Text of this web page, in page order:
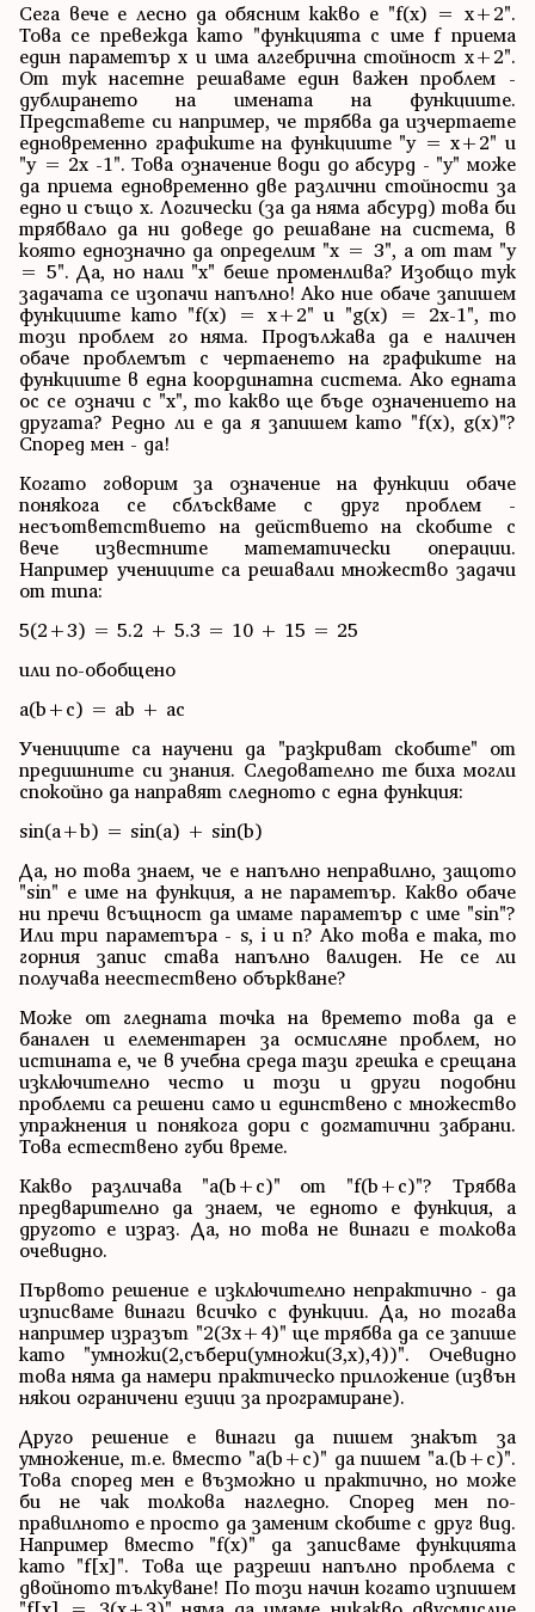
Сега вече е лесно да обясним какво е "f(x) = x+2".
Това се превежда като "функцията с име f приема
един параметър x и има алгебрична стойност x+2".
От тук насетне решаваме един важен проблем -
дублирането на имената на функциите.
Представете си например, че трябва да изчертаете
едновременно графиките на функциите "y = x+2" и
"y = 2x -1". Това означение води до абсурд - "y" може
да приема едновременно две различни стойности за
едно и също x. Логически (за да няма абсурд) това би
трябвало да ни доведе до решаване на система, в
която еднозначно да определим "x = 3", а от там "y
= 5". Да, но нали "x" беше променлива? Изобщо тук
задачата се изопачи напълно! Ако ние обаче запишем
функциите като "f(x) = x+2" и "g(x) = 2x-1", то
този проблем го няма. Продължава да е наличен
обаче проблемът с чертаенето на графиките на
функциите в една координатна система. Ако едната
ос се означи с "x", то какво ще бъде означението на
другата? Редно ли е да я запишем като "f(x), g(x)"?
Според мен - да!
Когато говорим за означение на функции обаче
понякога се сблъскваме с друг проблем -
несъответствието на действието на скобите с
вече известните математически операции.
Например учениците са решавали множество задачи
от типа:
5(2+3) = 5.2 + 5.3 = 10 + 15 = 25
или по-обобщено
a(b+c) = ab + ac
Учениците са научени да "разкриват скобите" от
предишните си знания. Следователно те биха могли
спокойно да направят следното с една функция:
sin(a+b) = sin(a) + sin(b)
Да, но това знаем, че е напълно неправилно, защото
"sin" е име на функция, а не параметър. Какво обаче
ни пречи всъщност да имаме параметър с име "sin"?
Или три параметъра - s, i и n? Ако това е така, то
горния запис става напълно валиден. Не се ли
получава неестествено объркване?
Може от гледната точка на времето това да е
банален и елементарен за осмисляне проблем, но
истината е, че в учебна среда тази грешка е срещана
изключително често и този и други подобни
проблеми са решени само и единствено с множество
упражнения и понякога дори с догматични забрани.
Това естествено губи време.
Какво различава "a(b+c)" от "f(b+c)"? Трябва
предварително да знаем, че едното е функция, а
другото е израз. Да, но това не винаги е толкова
очевидно.
Първото решение е изключително непрактично - да
изписваме винаги всичко с функции. Да, но тогава
например изразът "2(3x+4)" ще трябва да се запише
като "умножи(2,събери(умножи(3,x),4))". Очевидно
това няма да намери практическо приложение (извън
някои ограничени езици за програмиране).
Друго решение е винаги да пишем знакът за
умножение, т.е. вместо "a(b+c)" да пишем "a.(b+c)".
Това според мен е възможно и практично, но може
би не чак толкова нагледно. Според мен по-
правилното е просто да заменим скобите с друг вид.
Например вместо "f(x)" да записваме функцията
като "f[x]". Това ще разреши напълно проблема с
двойното тълкуване! По този начин когато изпишем